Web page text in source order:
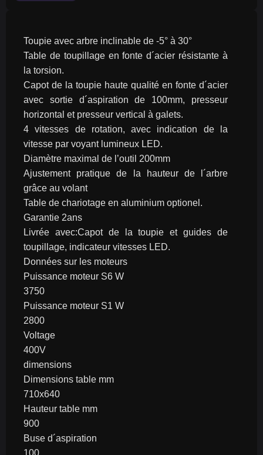
Toupie avec arbre inclinable de -5° à 30°
Table de toupillage en fonte d´acier résistante à
la torsion.
Capot de la toupie haute qualité en fonte d´acier
avec sortie d´aspiration de 100mm, presseur
horizontal et presseur vertical à galets.
4 vitesses de rotation, avec indication de la
vitesse par voyant lumineux LED.
Diamètre maximal de l’outil 200mm
Ajustement pratique de la hauteur de l´arbre
grâce au volant
Table de chariotage en aluminium optionel.
Garantie 2ans
Livrée avec:Capot de la toupie et guides de
toupillage, indicateur vitesses LED.
Données sur les moteurs
Puissance moteur S6 W
3750
Puissance moteur S1 W
2800
Voltage
400V
dimensions
Dimensions table mm
710x640
Hauteur table mm
900
Buse d´aspiration
100